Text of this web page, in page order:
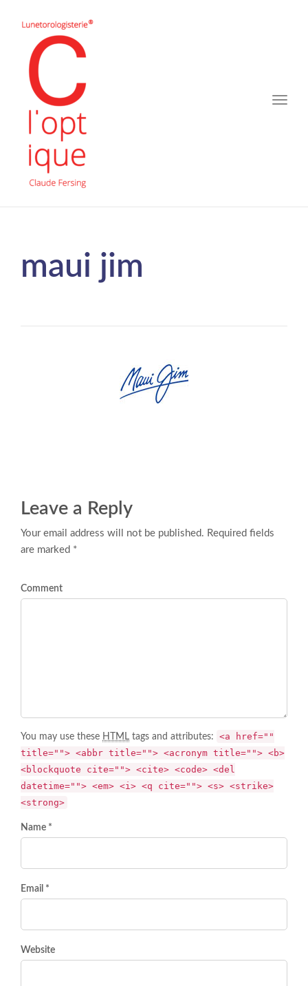
Toggle
maui jim
Leave a Reply
Your email address will not be published. Required fields
are marked *
Comment
You may use these HTML tags and attributes:
<a href=""
title=""> <abbr title=""> <acronym title=""> <b>
<blockquote cite=""> <cite> <code> <del
datetime=""> <em> <i> <q cite=""> <s> <strike>
<strong>
Name *
Email *
Website